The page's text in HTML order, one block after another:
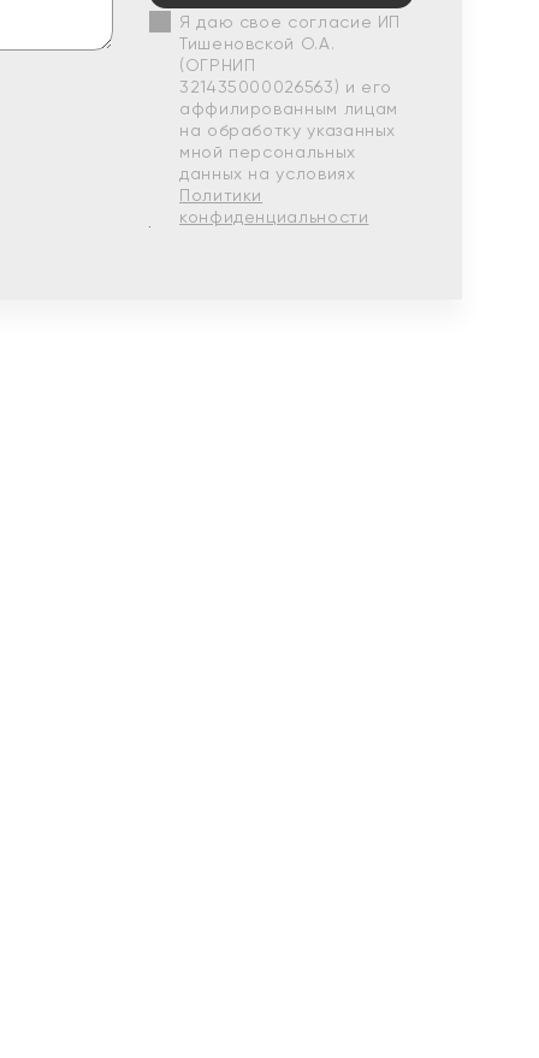
Я даю свое согласие ИП
Тишеновской О.А.
(ОГРНИП
321435000026563) и его
аффилированным лицам
на обработку указанных
мной персональных
данных на условиях
Политики
конфиденциальности